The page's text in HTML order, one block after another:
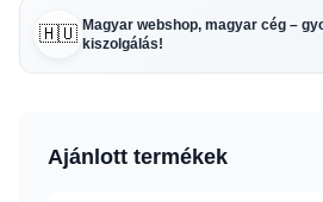
🇭🇺 Magyar webshop, magyar cég –
kiszolgálás!
Ajánlott termékek